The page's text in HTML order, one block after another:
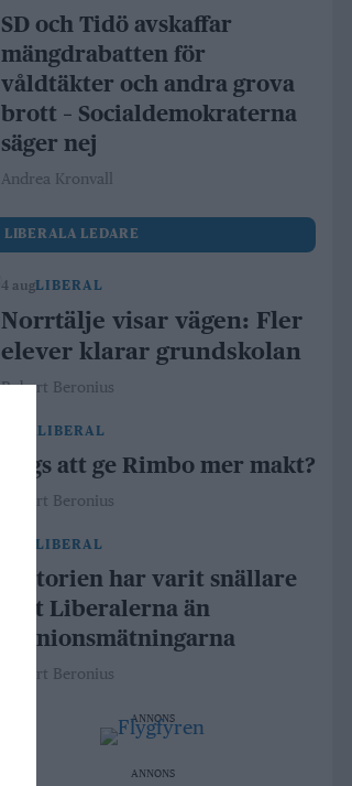
SD och Tidö avskaffar
mängdrabatten för
våldtäkter och andra grova
brott – Socialdemokraterna
säger nej
Andrea Kronvall
LIBERALA LEDARE
4 augLIBERAL
Norrtälje visar vägen: Fler
elever klarar grundskolan
Robert Beronius
29 julLIBERAL
Dags att ge Rimbo mer makt?
Robert Beronius
LIBERAL
Historien har varit snällare
mot Liberalerna än
opinionsmätningarna
Robert Beronius
ANNONS
ANNONS